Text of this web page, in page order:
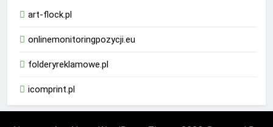
art-flock.pl
onlinemonitoringpozycji.eu
folderyreklamowe.pl
icomprint.pl